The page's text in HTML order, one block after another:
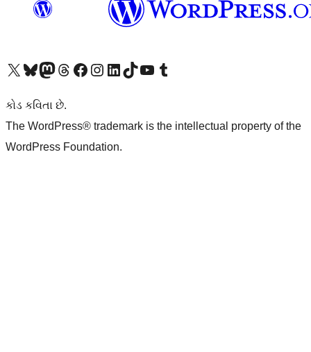
અમારા X (અગાઉ ટ્વિટર) એકાઉન્ટની મુલાકાત લોઅમારા Bluesky એકાઉન્ટની મુલાકાત લોઅમારા માસ્ટોડોન એકાઉન્ટની મુલાકાત લોઅમારા Threads એકાઉન્ટની મુલાકાત લો અમારા ફેસબુક પેજની મુલાકાત લોઅમારા ઇન્સ્ટાગ્રામ એકાઉન્ટની મુલાકાત લો અમારા LinkedIn એકાઉન્ટની મુલાકાત લોઅમારા TikTok એકાઉન્ટની મુલાકાત લોઅમારી YouTube ચેનલની મુલાકાત લો અમારા Tumblr એકાઉન્ટની મુલાકાત લો
કોડ કવિતા છે.
The WordPress® trademark is the intellectual property of the
WordPress Foundation.